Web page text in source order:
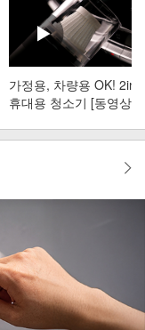
가정용, 차량용 OK!
휴대용 청소기 [동영상]